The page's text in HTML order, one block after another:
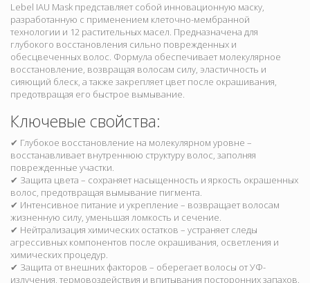
Lebel IAU Mask представляет собой инновационную маску,
разработанную с применением клеточно-мембранной
технологии и 12 растительных масел. Предназначена для
глубокого восстановления сильно поврежденных и
обесцвеченных волос. Формула обеспечивает молекулярное
восстановление, возвращая волосам силу, эластичность и
сияющий блеск, а также закрепляет цвет после окрашивания,
предотвращая его быстрое вымывание.
Ключевые свойства:
✔ Глубокое восстановление на молекулярном уровне –
восстанавливает внутреннюю структуру волос, заполняя
поврежденные участки.
✔ Защита цвета – сохраняет насыщенность и яркость окрашенных
волос, предотвращая вымывание пигмента.
✔ Интенсивное питание и укрепление – возвращает волосам
жизненную силу, уменьшая ломкость и сечение.
✔ Нейтрализация химических остатков – устраняет следы
агрессивных компонентов после окрашивания, осветления и
химических процедур.
✔ Защита от внешних факторов – оберегает волосы от УФ-
излучения, термовоздействия и впитывания посторонних запахов.